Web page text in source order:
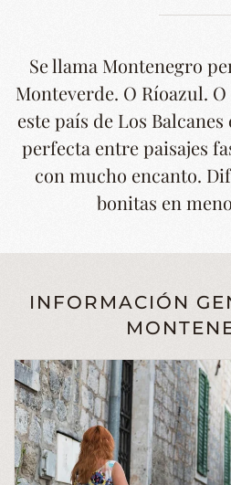
Se llama Montenegro
Monteverde. O Ríoazul.
este país de Los
perfecta entre paisajes
con mucho encanto.
bonitas en
INFORMACIÓN